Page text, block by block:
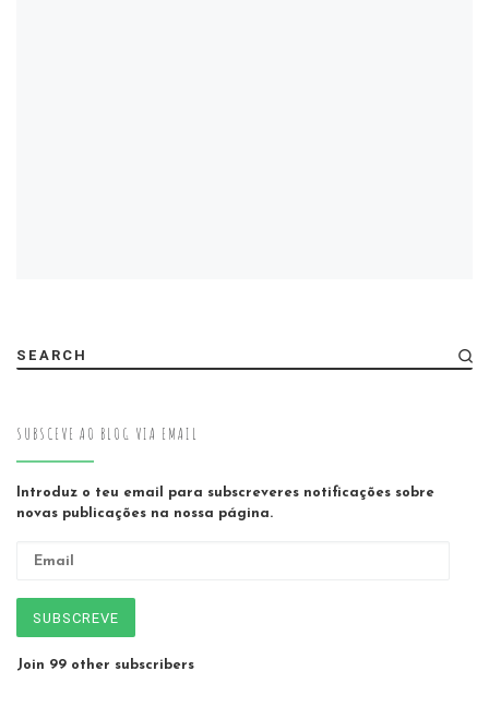
SEARCH
SUBSCEVE AO BLOG VIA EMAIL
Introduz o teu email para subscreveres notificações sobre
novas publicações na nossa página.
SUBSCREVE
Join 99 other subscribers